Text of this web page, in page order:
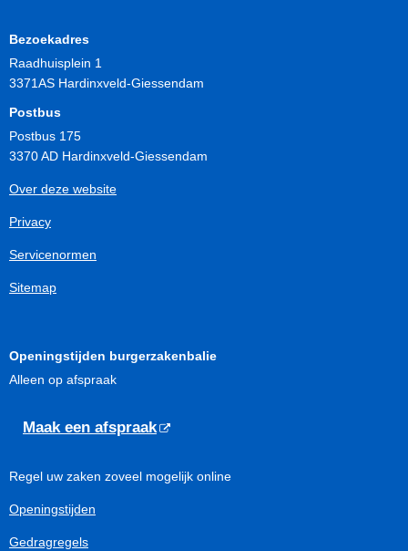
Bezoekadres
Raadhuisplein 1
3371AS Hardinxveld-Giessendam
Postbus
Postbus 175
3370 AD Hardinxveld-Giessendam
Over deze website
Privacy
Servicenormen
Sitemap
Openingstijden burgerzakenbalie
Alleen op afspraak
Maak een afspraak
Regel uw zaken zoveel mogelijk online
Openingstijden
Gedragregels